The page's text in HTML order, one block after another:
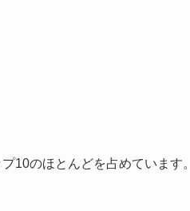
10のほとんどを占めています。